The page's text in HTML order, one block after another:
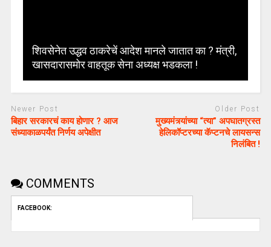
शिवसेनेत उद्धव ठाकरेचें आदेश मानले जातात का ? मंत्री,
खासदारासमोर वाहतूक सेना अध्यक्ष भडकला !
Newer Post
बिहार सरकारचं काय होणार ? आज
संध्याकाळपर्यंत निर्णय अपेक्षीत
Older Post
मुख्यमंत्र्यांच्या “त्या” अपघातग्रस्त
हेलिकॉप्टरच्या कॅप्टनचे लायसन्स
निलंबित !
COMMENTS
FACEBOOK: